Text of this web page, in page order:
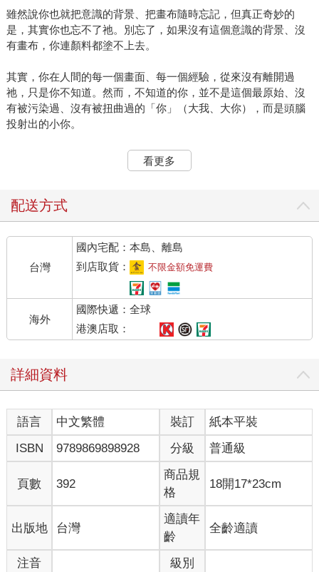
雖然說你也就把意識的背景、把畫布隨時忘記，但真正奇妙的
是，其實你也忘不了祂。別忘了，如果沒有這個意識的背景、沒
有畫布，你連顏料都塗不上去。
其實，你在人間的每一個畫面、每一個經驗，從來沒有離開過
祂，只是你不知道。然而，不知道的你，並不是這個最原始、沒
有被污染過、沒有被扭曲過的「你」（大我、大你），而是頭腦
投射出的小你。
這個頭腦投射出來的你，和大你不同。這個小你，本身是頭腦的
產物，是一團念頭的組合，本身需要別的條件才能成立，隨時要
界、有限制、是一個框架。它會出生、也會死亡、會消逝。它是
我們頭腦和五官所投射出來的印象。
你摸摸自己，摸到了臉、手臂，摸到了區分身體內外的皮膚。你
有 170 公分的身高。你是男的或女的。你的長相、外貌。你帶著
某一種氣質。
你這一生也從來沒有一件事是單獨的發生。每一件事，都依賴著
你打開冰箱拿水，喝了，會解渴。你到浴室洗臉，感覺清爽許
多。你看電影時，會吃爆米花。你工作做不完，周末又得加班。
車子里程數滿了，你不能再忘記送廠保養。有了孩子，你開始小
心地記錄生活開銷。
你收到一封信，看到寄信人的名字，馬上想起上次的不愉快。你
一看到同事的臉色，就知道人家對你有意見。主管誤會了你，才
剛把你罵了一頓。每次開完會，總是胃痛，你開始定期做健康檢
探病回家，你想起孩子還小，也就決心要規律運動。你在電視上
看到車禍的畫面，會叫其他人開車要小心。你開會時胸口一緊，
看更多
配送方式
台灣
國內宅配：本島、離島
到店取貨：
不限金額免運費
海外
國際快遞：全球
港澳店取：
詳細資料
語言 中文繁體 裝訂
紙本平裝
ISBN
9789869898928 分級 普通級
頁數 392
商品規
格
18開17*23cm
出版地 台灣
適讀年
齡
全齡適讀
注音 級別